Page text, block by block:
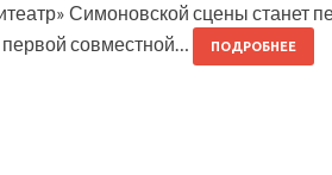
Симоновской сцены станет
совместной…
ПОДРОБНЕЕ